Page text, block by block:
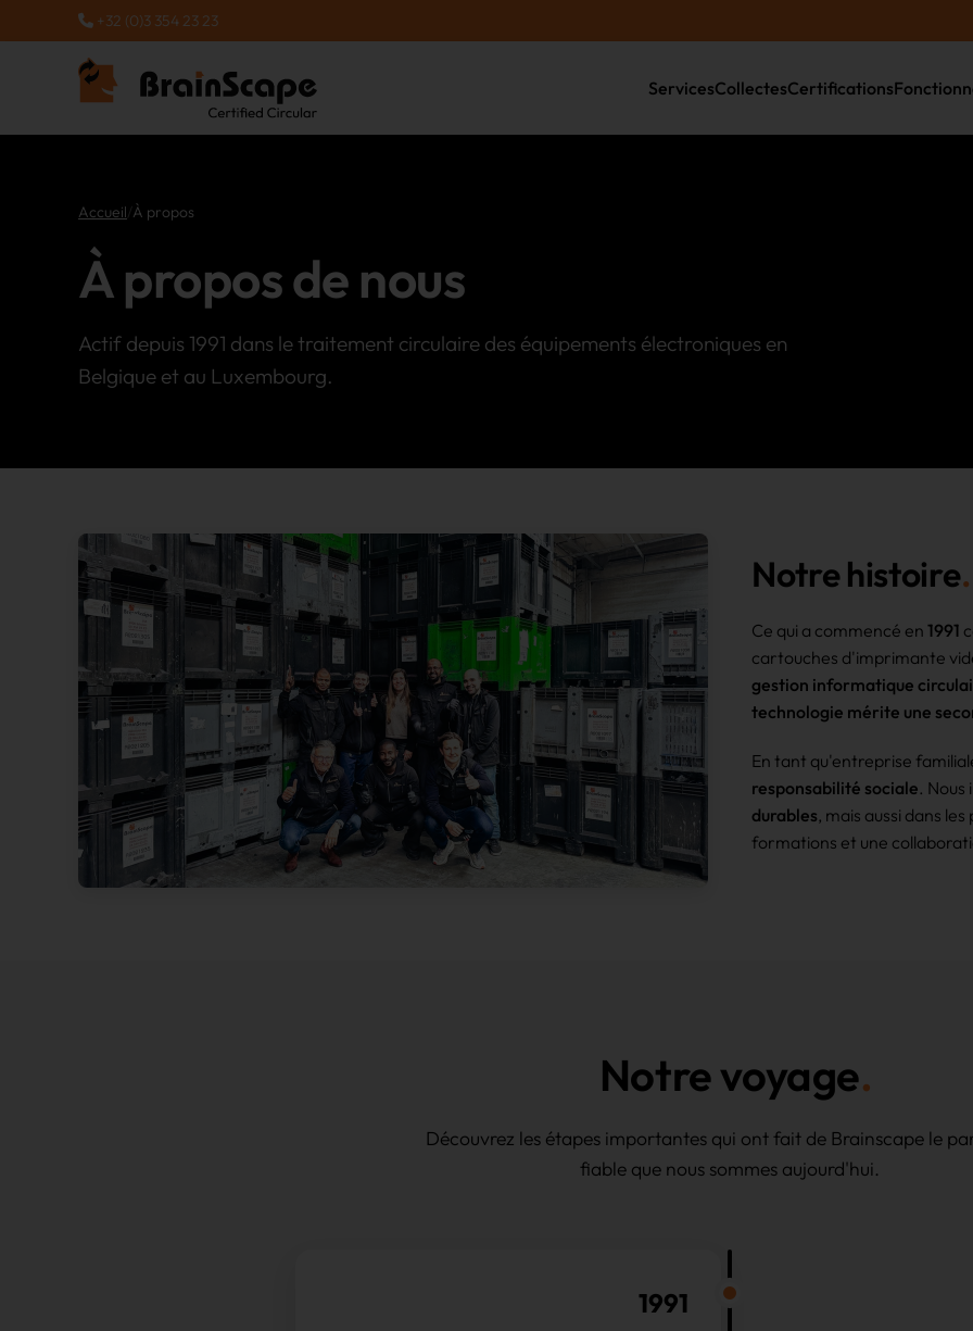
+32 (0)3 354 23 23
ServicesCollectesCertifications
Accueil À propos
À propos de nous
Actif depuis 1991 dans le traitement circulaire des équipements électroniques en
Belgique et au Luxembourg.
Notre histoire
Ce qui a commencé en 1991
cartouches d'imprimante
gestion informatique
technologie mérite une
En tant qu'entreprise
responsabilité sociale.
durables, mais aussi dans
formations et une
Notre voyage
Découvrez les étapes importantes qui ont fait de Brainscape le
fiable que nous sommes aujourd'hui.
1991